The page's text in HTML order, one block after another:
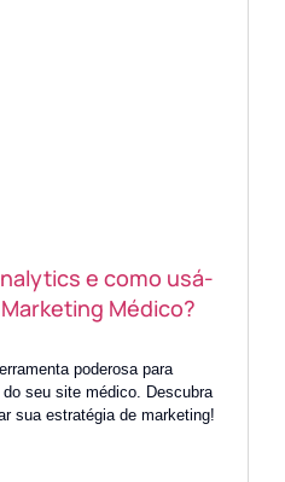
e como usá-
Médico?
poderosa para
seu site médico. Descubra
sua estratégia de marketing!